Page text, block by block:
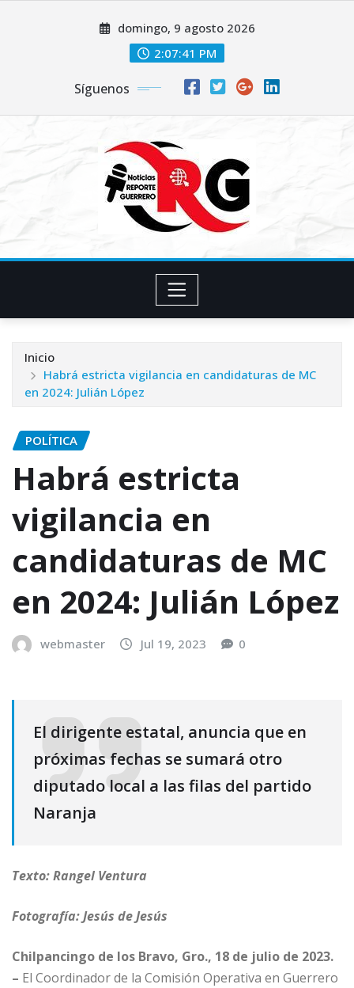
domingo, 9 agosto 2026
2:07:42 PM
Síguenos
Inicio
Habrá estricta vigilancia en candidaturas de MC
en 2024: Julián López
POLÍTICA
Habrá estricta
vigilancia en
candidaturas de MC
en 2024: Julián López
webmaster Jul 19, 2023 0
El dirigente estatal, anuncia que en
próximas fechas se sumará otro
diputado local a las filas del partido
Naranja
Texto: Rangel Ventura
Fotografía: Jesús de Jesús
Chilpancingo de los Bravo, Gro., 18 de julio de 2023.
– El Coordinador de la Comisión Operativa en Guerrero